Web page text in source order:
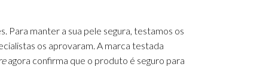
Para manter a sua pele segura, testamos os
os aprovaram. A marca testada
agora confirma que o produto é seguro para